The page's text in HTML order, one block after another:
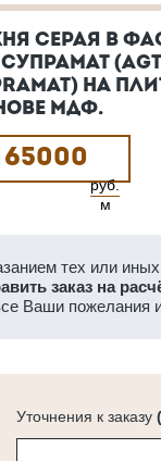
СЕРАЯ В
СУПРАМАТ (AGT
НА
МДФ.
65000
руб.
м
тех или
заказ на
Ваши пожелания
Уточнения к заказу